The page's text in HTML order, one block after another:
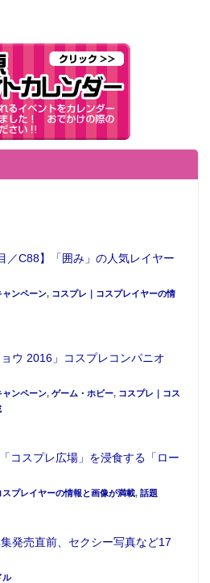
今や人気女優となった 橋本環
『週刊少年マガジン』のカラ
がらも、少しずつ大人の表情
ストが強調されたタイトなキ
姿、そしてショートパンツか
足でセクシーさも強調してい
環奈のグラビアは必見もの
は高校野球を描く『 ダイヤの
メ化を発表しており、声優キ
／C88】「囲み」の人気レイヤー
ャンペーン, コスプレ｜コスプレイヤーの情
ョウ 2016」コスプレコンパニオ
ャンペーン, ゲーム・ホビー, コスプレ｜コス
コスプレ広場」を浸食する「ロー
スプレイヤーの情報と画像が満載, 話題
発売直前、セクシー写真など17
ル